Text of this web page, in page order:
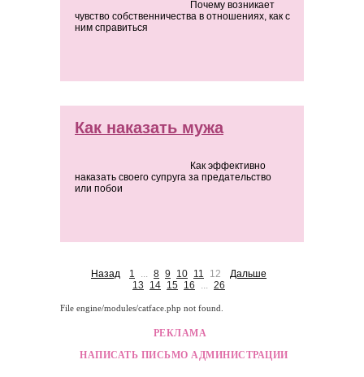
Почему возникает
чувство собственничества в отношениях, как с
ним справиться
Как наказать мужа
Как эффективно
наказать своего супруга за предательство
или побои
Назад Дальше
1 ... 8 9 10 11
12
13
14 15 16 ... 26
File engine/modules/catface.php not found.
РЕКЛАМА
НАПИСАТЬ ПИСЬМО АДМИНИСТРАЦИИ